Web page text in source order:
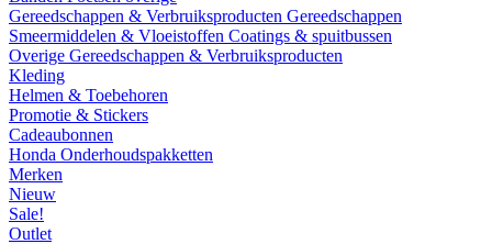
Gereedschappen & Verbruiksproducten Gereedschappen
Smeermiddelen & Vloeistoffen Coatings & spuitbussen
Overige Gereedschappen & Verbruiksproducten
Kleding
Helmen & Toebehoren
Promotie & Stickers
Cadeaubonnen
Honda Onderhoudspakketten
Merken
Nieuw
Sale!
Outlet